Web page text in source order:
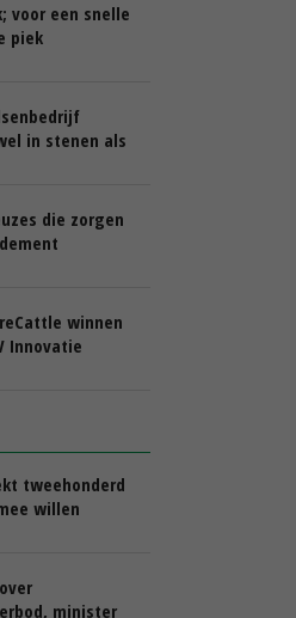
voor een snelle
piek
in stenen als
die zorgen
winnen
Innovatie
tweehonderd
willen
minister